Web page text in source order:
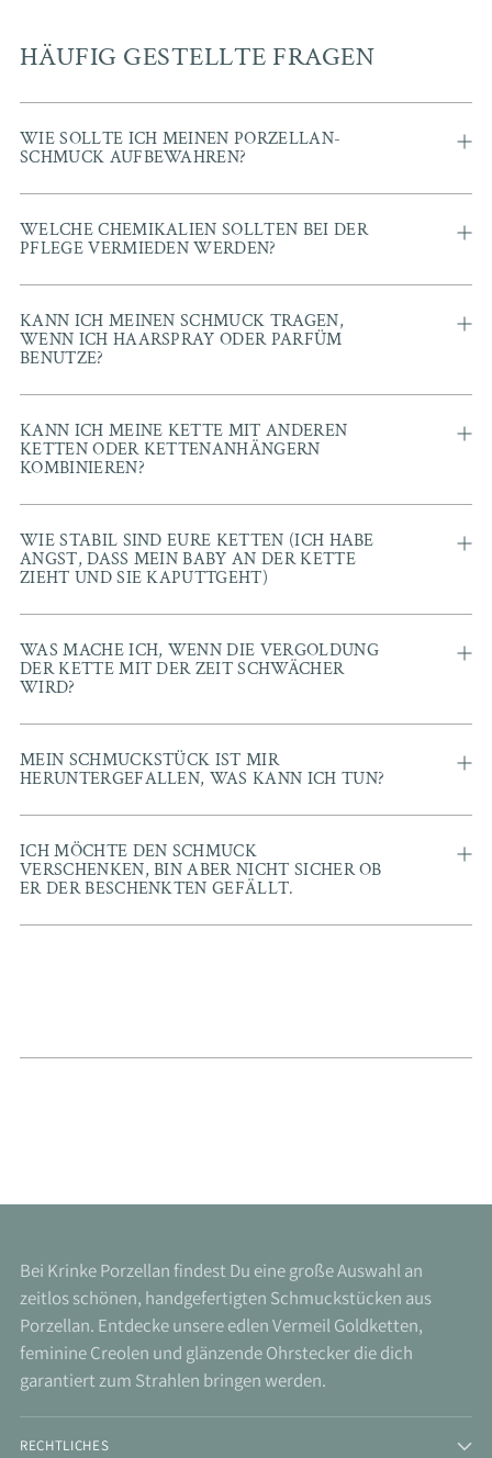
HÄUFIG GESTELLTE FRAGEN
WIE SOLLTE ICH MEINEN PORZELLAN-
SCHMUCK AUFBEWAHREN?
WELCHE CHEMIKALIEN SOLLTEN BEI DER
PFLEGE VERMIEDEN WERDEN?
KANN ICH MEINEN SCHMUCK TRAGEN,
WENN ICH HAARSPRAY ODER PARFÜM
BENUTZE?
KANN ICH MEINE KETTE MIT ANDEREN
KETTEN ODER KETTENANHÄNGERN
KOMBINIEREN?
WIE STABIL SIND EURE KETTEN (ICH HABE
ANGST, DASS MEIN BABY AN DER KETTE
ZIEHT UND SIE KAPUTTGEHT)
WAS MACHE ICH, WENN DIE VERGOLDUNG
DER KETTE MIT DER ZEIT SCHWÄCHER
WIRD?
MEIN SCHMUCKSTÜCK IST MIR
HERUNTERGEFALLEN, WAS KANN ICH TUN?
ICH MÖCHTE DEN SCHMUCK
VERSCHENKEN, BIN ABER NICHT SICHER OB
ER DER BESCHENKTEN GEFÄLLT.
Bei Krinke Porzellan findest Du eine große Auswahl an
zeitlos schönen, handgefertigten Schmuckstücken aus
Porzellan. Entdecke unsere edlen Vermeil Goldketten,
feminine Creolen und glänzende Ohrstecker die dich
garantiert zum Strahlen bringen werden.
RECHTLICHES